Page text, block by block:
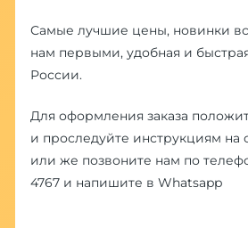
Самые лучшие цены, новинки
нам первыми, удобная и
России.
Для оформления заказа
и проследуйте инструкциям на
или же позвоните нам по
4767и напишите в Whatsapp